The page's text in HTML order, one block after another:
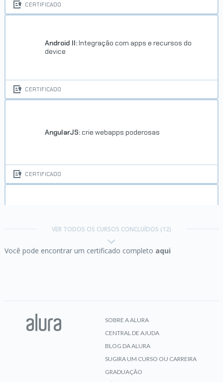
CERTIFICADO
Android II: Integração com apps e recursos do
device
CERTIFICADO
AngularJS: crie webapps poderosas
CERTIFICADO
VER TODOS OS CURSOS CONCLUÍDOS (12)
Você pode encontrar um certificado completo aqui
SOBRE A ALURA
CENTRAL DE AJUDA
BLOG DA ALURA
SUGIRA UM CURSO OU CARREIRA
GRADUAÇÃO